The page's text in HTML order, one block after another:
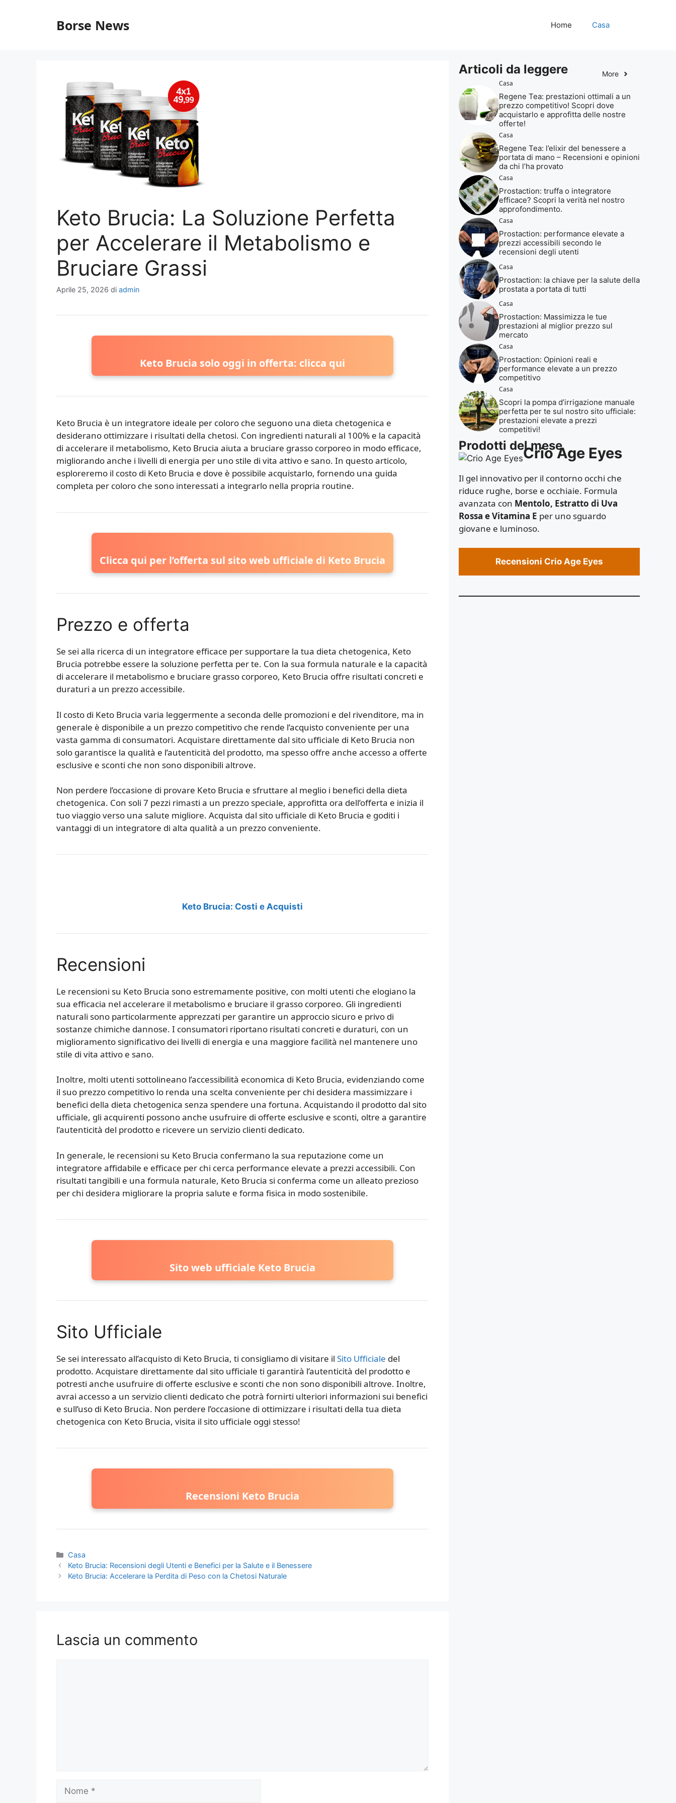
Borse News Home Casa
Keto Brucia: La Soluzione Perfetta
per Accelerare il Metabolismo e
Bruciare Grassi
Aprile 25, 2026 di admin
Keto Brucia solo oggi in offerta: clicca qui
Keto Brucia è un integratore ideale per coloro che seguono una dieta chetogenica e
desiderano ottimizzare i risultati della chetosi. Con ingredienti naturali al 100% e la capacità
di accelerare il metabolismo, Keto Brucia aiuta a bruciare grasso corporeo in modo efficace,
migliorando anche i livelli di energia per uno stile di vita attivo e sano. In questo articolo,
esploreremo il costo di Keto Brucia e dove è possibile acquistarlo, fornendo una guida
completa per coloro che sono interessati a integrarlo nella propria routine.
Clicca qui per l’offerta sul sito web ufficiale di Keto Brucia
Prezzo e offerta
Se sei alla ricerca di un integratore efficace per supportare la tua dieta chetogenica, Keto
Brucia potrebbe essere la soluzione perfetta per te. Con la sua formula naturale e la capacità
di accelerare il metabolismo e bruciare grasso corporeo, Keto Brucia offre risultati concreti e
duraturi a un prezzo accessibile.
Il costo di Keto Brucia varia leggermente a seconda delle promozioni e del rivenditore, ma in
generale è disponibile a un prezzo competitivo che rende l’acquisto conveniente per una
vasta gamma di consumatori. Acquistare direttamente dal sito ufficiale di Keto Brucia non
solo garantisce la qualità e l’autenticità del prodotto, ma spesso offre anche accesso a offerte
esclusive e sconti che non sono disponibili altrove.
Non perdere l’occasione di provare Keto Brucia e sfruttare al meglio i benefici della dieta
chetogenica. Con soli 7 pezzi rimasti a un prezzo speciale, approfitta ora dell’offerta e inizia il
tuo viaggio verso una salute migliore. Acquista dal sito ufficiale di Keto Brucia e goditi i
vantaggi di un integratore di alta qualità a un prezzo conveniente.
Keto Brucia: Costi e Acquisti
Recensioni
Le recensioni su Keto Brucia sono estremamente positive, con molti utenti che elogiano la
sua efficacia nel accelerare il metabolismo e bruciare il grasso corporeo. Gli ingredienti
naturali sono particolarmente apprezzati per garantire un approccio sicuro e privo di
sostanze chimiche dannose. I consumatori riportano risultati concreti e duraturi, con un
miglioramento significativo dei livelli di energia e una maggiore facilità nel mantenere uno
stile di vita attivo e sano.
Inoltre, molti utenti sottolineano l’accessibilità economica di Keto Brucia, evidenziando come
il suo prezzo competitivo lo renda una scelta conveniente per chi desidera massimizzare i
benefici della dieta chetogenica senza spendere una fortuna. Acquistando il prodotto dal sito
ufficiale, gli acquirenti possono anche usufruire di offerte esclusive e sconti, oltre a garantire
l’autenticità del prodotto e ricevere un servizio clienti dedicato.
In generale, le recensioni su Keto Brucia confermano la sua reputazione come un
integratore affidabile e efficace per chi cerca performance elevate a prezzi accessibili. Con
risultati tangibili e una formula naturale, Keto Brucia si conferma come un alleato prezioso
per chi desidera migliorare la propria salute e forma fisica in modo sostenibile.
Sito web ufficiale Keto Brucia
Sito Ufficiale
Se sei interessato all’acquisto di Keto Brucia, ti consigliamo di visitare il Sito Ufficiale del
prodotto. Acquistare direttamente dal sito ufficiale ti garantirà l’autenticità del prodotto e
potresti anche usufruire di offerte esclusive e sconti che non sono disponibili altrove. Inoltre,
avrai accesso a un servizio clienti dedicato che potrà fornirti ulteriori informazioni sui benefici
e sull’uso di Keto Brucia. Non perdere l’occasione di ottimizzare i risultati della tua dieta
chetogenica con Keto Brucia, visita il sito ufficiale oggi stesso!
Recensioni Keto Brucia
Categorie
Casa
Keto Brucia: Recensioni degli Utenti e Benefici per la Salute e il Benessere
Keto Brucia: Accelerare la Perdita di Peso con la Chetosi Naturale
Lascia un commento
Articoli da leggere
More
Casa
Regene Tea: prestazioni ottimali a un
prezzo competitivo! Scopri dove
acquistarlo e approfitta delle nostre
offerte!
Casa
Regene Tea: l’elixir del benessere a
portata di mano – Recensioni e opinioni
da chi l’ha provato
Casa
Prostaction: truffa o integratore
efficace? Scopri la verità nel nostro
approfondimento.
Casa
Prostaction: performance elevate a
prezzi accessibili secondo le
recensioni degli utenti
Casa
Prostaction: la chiave per la salute della
prostata a portata di tutti
Casa
Prostaction: Massimizza le tue
prestazioni al miglior prezzo sul
mercato
Casa
Prostaction: Opinioni reali e
performance elevate a un prezzo
competitivo
Casa
Scopri la pompa d’irrigazione manuale
perfetta per te sul nostro sito ufficiale:
prestazioni elevate a prezzi
competitivi!
Prodotti del meseCrio Age Eyes
Il gel innovativo per il contorno occhi che
riduce rughe, borse e occhiaie. Formula
avanzata con Mentolo, Estratto di Uva
Rossa e Vitamina E per uno sguardo
giovane e luminoso.
Recensioni Crio Age Eyes